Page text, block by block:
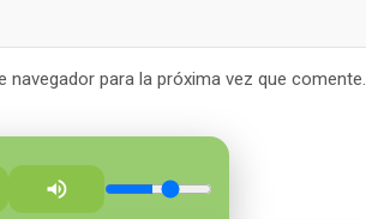
para la próxima vez que comente.